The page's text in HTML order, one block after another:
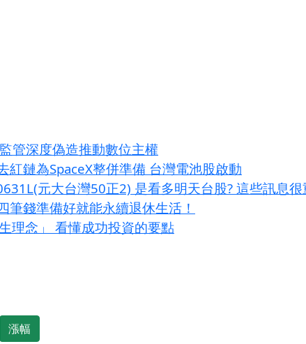
管深度偽造推動數位主權
紅鏈為SpaceX整併準備 台灣電池股啟動
元大台灣50正2) 是看多明天台股? 這些訊息
筆錢準備好就能永續退休生活！
理念」 看懂成功投資的要點
漲幅